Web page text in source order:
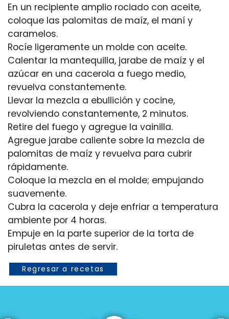
En un recipiente amplio rociado con aceite,
coloque las palomitas de maíz, el maní y
caramelos.
Rocíe ligeramente un molde con aceite.
Calentar la mantequilla, jarabe de maíz y el
azúcar en una cacerola a fuego medio,
revuelva constantemente.
Llevar la mezcla a ebullición y cocine,
revolviendo constantemente, 2 minutos.
Retire del fuego y agregue la vainilla.
Agregue jarabe caliente sobre la mezcla de
palomitas de maíz y revuelva para cubrir
rápidamente.
Coloque la mezcla en el molde; empujando
suavemente.
Cubra la cacerola y deje enfriar a temperatura
ambiente por 4 horas.
Empuje en la parte superior de la torta de
Regresar a recetas